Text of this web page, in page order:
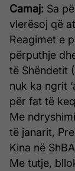
Camaj: Sa
vlerësoj që
Reagimet e
përputhje
të Shëndetit
nuk ka ngrit
për fat të
Me
të janarit,
Kina në
Me tutje,